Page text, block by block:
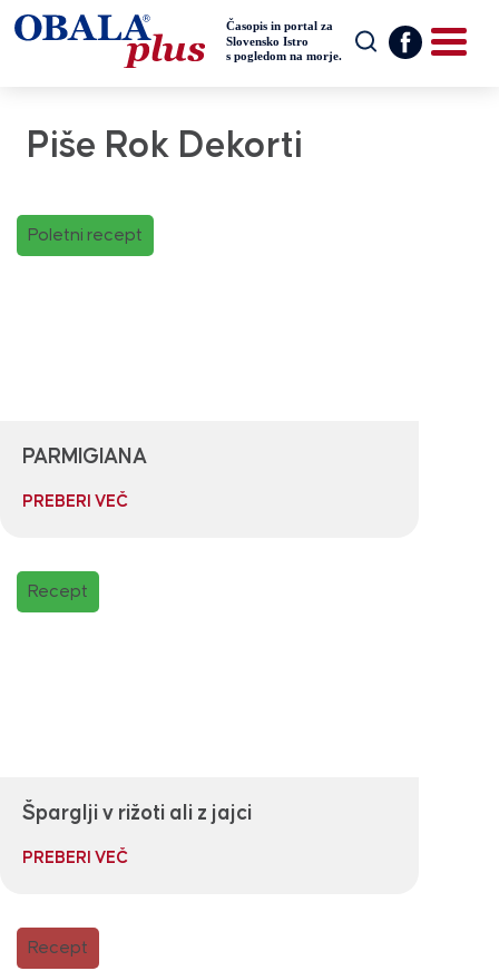
Piše Rok Dekorti
Poletni recept
PARMIGIANA
PREBERI VEČ
Recept
Šparglji v rižoti ali z jajci
PREBERI VEČ
Recept